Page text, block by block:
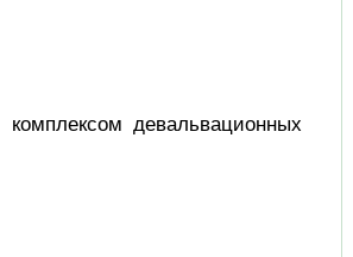
девальвационных